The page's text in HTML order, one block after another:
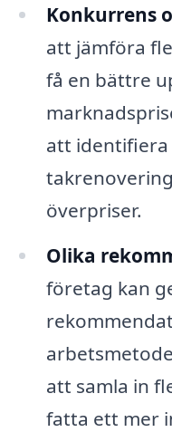
Konkurrens
att jämföra
få en bättre
att
överpriser.
Olika
företag kan
att samla in
fatta ett mer